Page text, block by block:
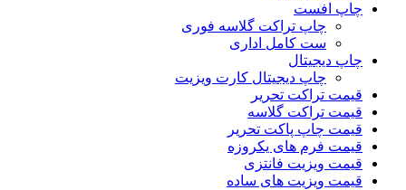
چاپ افست
چاپ تراکت گلاسه فوری
ست کامل اداری
چاپ دیجیتال
چاپ دیجیتال کارت ویزیت
قیمت تراکت تحریر
قیمت تراکت گلاسه
قیمت چاپ پاکت تحریر
قیمت فرم های یکروزه
قیمت ویزیت فانتزی
قیمت ویزیت های ساده